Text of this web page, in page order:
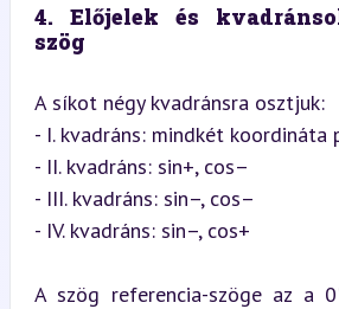
4. Előjelek és
szög
A síkot négy kvadránsra osztjuk:
- I. kvadráns: mindkét koordináta
- II. kvadráns: sin+, cos–
- III. kvadráns: sin–, cos–
- IV. kvadráns: sin–, cos+
A szög referencia-szöge az a